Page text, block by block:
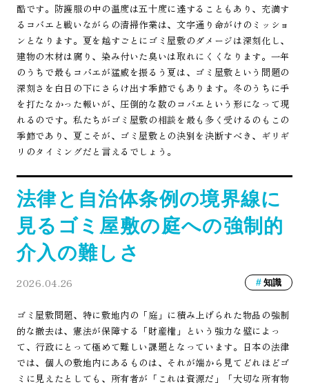
酷です。防護服の中の温度は五十度に達することもあり、充満す
るコバエと戦いながらの清掃作業は、文字通り命がけのミッショ
ンとなります。夏を越すごとにゴミ屋敷のダメージは深刻化し、
建物の木材は腐り、染み付いた臭いは取れにくくなります。一年
のうちで最もコバエが猛威を振るう夏は、ゴミ屋敷という問題の
深刻さを白日の下にさらけ出す季節でもあります。冬のうちに手
を打たなかった報いが、圧倒的な数のコバエという形になって現
れるのです。私たちがゴミ屋敷の相談を最も多く受けるのもこの
季節であり、夏こそが、ゴミ屋敷との決別を決断すべき、ギリギ
リのタイミングだと言えるでしょう。
法律と自治体条例の境界線に
見るゴミ屋敷の庭への強制的
介入の難しさ
2026.04.26 知識
ゴミ屋敷問題、特に敷地内の「庭」に積み上げられた物品の強制
的な撤去は、憲法が保障する「財産権」という強力な壁によっ
て、行政にとって極めて難しい課題となっています。日本の法律
では、個人の敷地内にあるものは、それが端から見てどれほどゴ
ミに見えたとしても、所有者が「これは資源だ」「大切な所有物